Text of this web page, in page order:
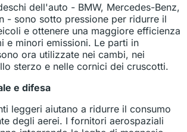
dell'auto - BMW, Mercedes-Benz,
- sono sotto pressione per ridurre il
e ottenere una maggiore efficienza
e minori emissioni. Le parti in
ora utilizzate nei cambi, nei
sterzo e nelle cornici dei cruscotti.
e difesa
leggeri aiutano a ridurre il consumo
degli aerei. I fornitori aerospaziali